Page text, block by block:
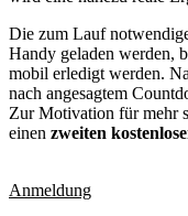
Die zum Lauf
Handy geladen werden,
mobil erledigt werden.
nach angesagtem
Zur Motivation für mehr
einen zweiten
Anmeldung